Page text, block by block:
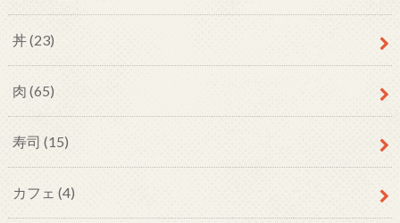
丼(23)
肉 (65)
寿司 (15)
カフェ (4)